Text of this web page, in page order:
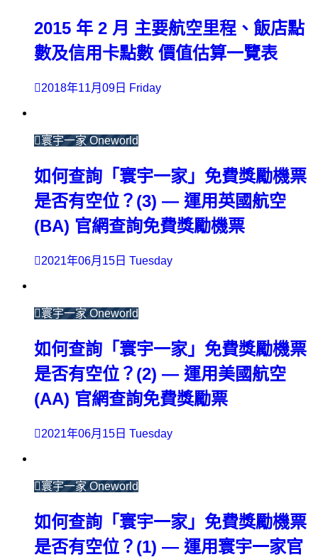
2015 年 2 月 主要航空里程、飯店點
數及信用卡點數 價值估算一覽表
2018年11月09日 Friday
寰宇一家 Oneworld
如何查詢「寰宇一家」免費獎勵機票
是否有空位？(3) — 運用英國航空
(BA) 官網查詢免費獎勵機票
2021年06月15日 Tuesday
寰宇一家 Oneworld
如何查詢「寰宇一家」免費獎勵機票
是否有空位？(2) — 運用美國航空
(AA) 官網查詢免費獎勵票
2021年06月15日 Tuesday
寰宇一家 Oneworld
如何查詢「寰宇一家」免費獎勵機票
是否有空位？(1) — 運用寰宇一家官